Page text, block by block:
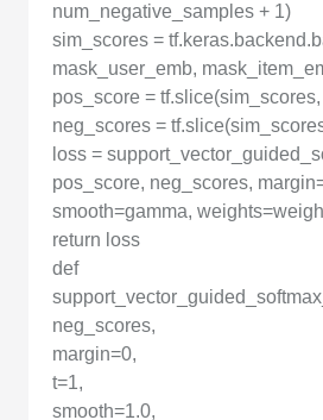
num_negative_samples + 1)
sim_scores =
mask_user_emb,
pos_score = tf.slice(sim_scores,
neg_scores =
loss =
pos_score, neg_scores,
smooth=gamma,
return loss
def
neg_scores,
margin=0,
t=1,
smooth=1.0,